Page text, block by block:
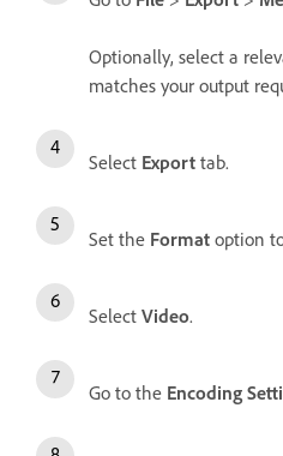
Optionally, select a
matches your output
Select Export tab.
Set the Format option
Select Video.
Go to the Encoding